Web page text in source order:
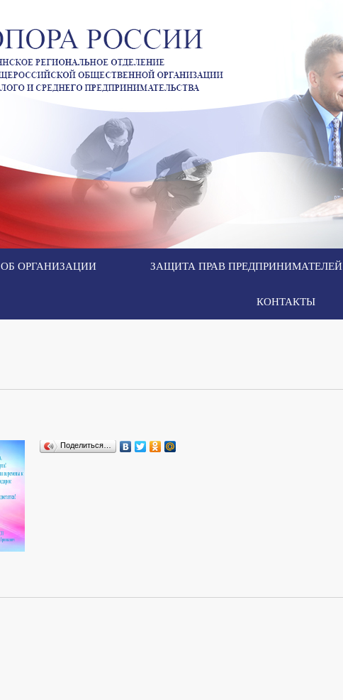
ОБ ОРГАНИЗАЦИИ ЗАЩИТА ПРАВ ПРЕДПРИНИМАТЕЛЕЙ
КОНТАКТЫ
Поделиться…